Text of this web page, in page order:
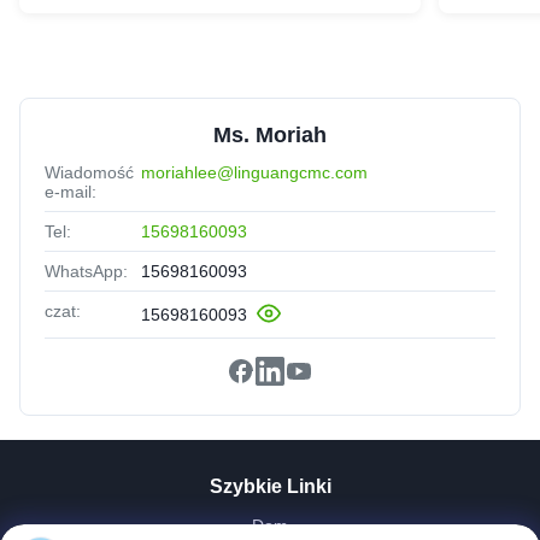
Ms. Moriah
Wiadomość
e-mail:
moriahlee@linguangcmc.com
Tel: 15698160093
WhatsApp: 15698160093
czat: 15698160093
Szybkie Linki
Dom